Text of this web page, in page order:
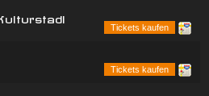
Tickets kaufen
Tickets kaufen